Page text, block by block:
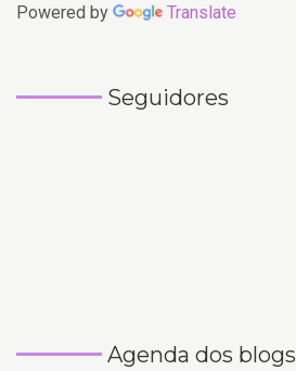
Powered by Translate
Seguidores
Agenda dos blogs